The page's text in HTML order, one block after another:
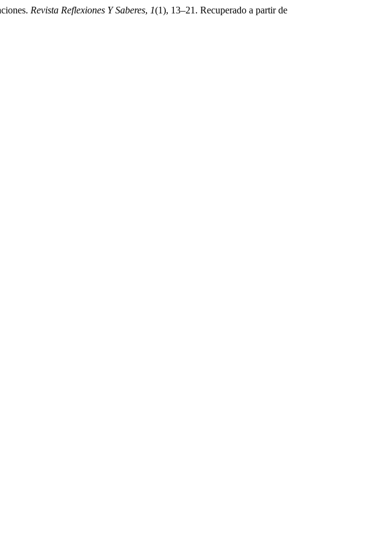
Revista Reflexiones Y Saberes, 1(1), 13–21. Recuperado a partir de